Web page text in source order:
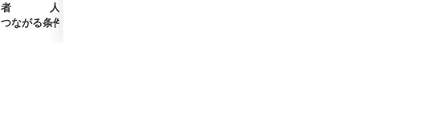
者405人に聞いた、資格が評価に
つながる条件【まなびイ...